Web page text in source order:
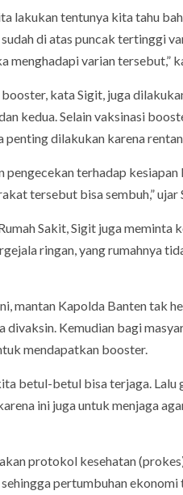
lakukan tentunya kita tahu
di atas puncak tertinggi
menghadapi varian tersebut,”
kata Sigit, juga
kedua. Selain vaksinasi
penting dilakukan karena
pengecekan terhadap
tersebut bisa sembuh,” ujar
Sakit, Sigit juga
ringan, yang rumahnya
mantan Kapolda Banten tak
divaksin. Kemudian bagi
mendapatkan booster.
betul-betul bisa terjaga.
ini juga untuk menjaga
protokol kesehatan
pertumbuhan